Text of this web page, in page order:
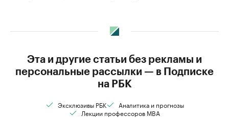
Эта и другие статьи без рекламы и
персональные рассылки — в Подписке
на РБК
Эксклюзивы РБК
Аналитика и прогнозы
Лекции профессоров MBA